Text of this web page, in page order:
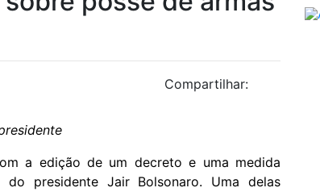
Compartilhar:
a edição de um decreto e uma medida
do presidente Jair Bolsonaro. Uma delas